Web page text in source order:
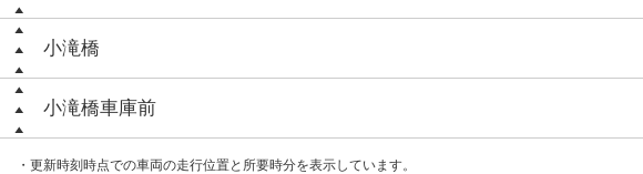
小滝橋
小滝橋車庫前
・更新時刻時点での車両の走行位置と所要時分を表示しています。